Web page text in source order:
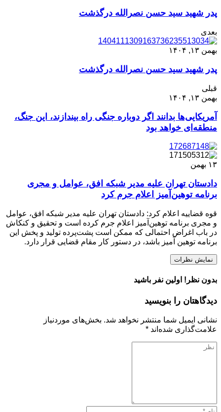
پدر شهید سید حسن نصرالله درگذشت
بعدی
بهمن ۱۳, ۱۴۰۴
پدر شهید سید حسن نصرالله درگذشت
قبلی
بهمن ۱۳, ۱۴۰۴
آمریکایی‌ها بدانند اگر دوباره جنگی راه بیندازند، این جنگ،
منطقه‌ای خواهد بود
۱۳ بهمن
دادستان تهران علیه مدیر شبکه افق، عوامل و مجری
برنامه توهین‌آمیز اعلام جرم کرد
قوه قضاییه اعلام کرد:‌ دادستان تهران علیه مدیر شبکه افق، عوامل
و مجری برنامه توهین‌آمیز اعلام جرم کرده است و تحقیق و کنکاش
در باب اغراض احتمالی که ممکن است پشت‌پرده تولید و پخش این
برنامه توهین آمیز باشد، در دستور کار مقام قضایی قرار دارد.
نمایش نظرات
بدون نظر! اولین نفر باشید
دیدگاهتان را بنویسید
نشانی ایمیل شما منتشر نخواهد شد. بخش‌های موردنیاز
علامت‌گذاری شده‌اند *